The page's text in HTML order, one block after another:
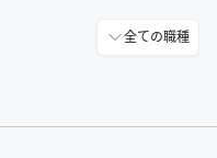
全ての職種